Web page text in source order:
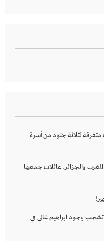
متفرقة لثلاثة جنود من أسرة
والجزائر..عائلات جمعها
تشجب وجود ابراهيم غالي في